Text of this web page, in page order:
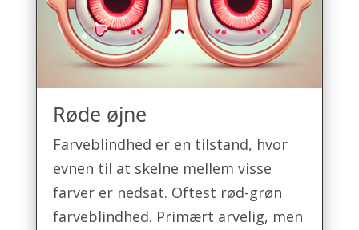
Røde øjne
Farveblindhed er en tilstand, hvor
evnen til at skelne mellem visse
farver er nedsat. Oftest rød-grøn
farveblindhed. Primært arvelig, men